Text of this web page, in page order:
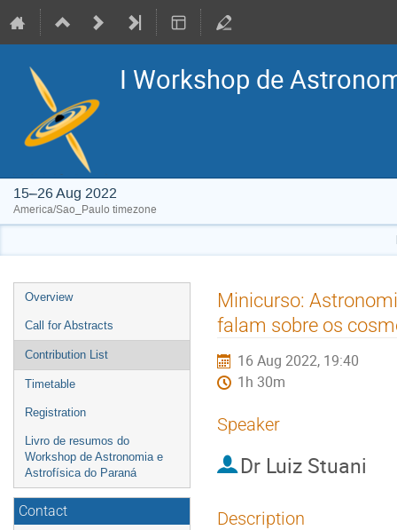
I Workshop de
15–26 Aug 2022
America/Sao_Paulo timezone
Event
menu
Overview
Call for Abstracts
Contribution List
Timetable
Registration
Livro de resumos do
Workshop de Astronomia e
Astrofísica do Paraná
Contact
Minicurso:
falam sobre os
16 Aug 2022, 19:40
1h 30m
Speaker
Dr Luiz Stuani
Description